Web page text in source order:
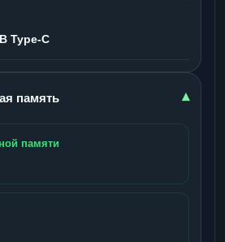
Type-C
память ▾
памяти